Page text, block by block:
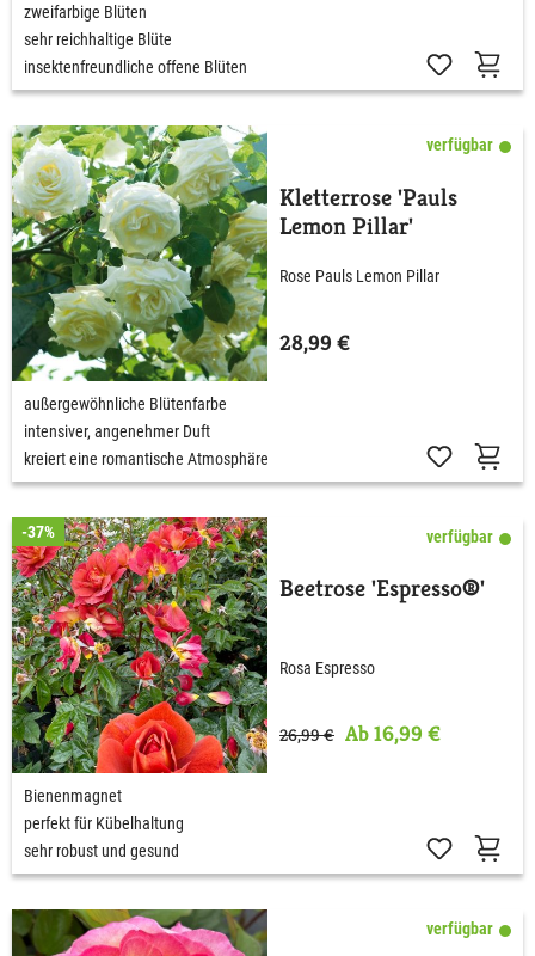
zweifarbige Blüten
sehr reichhaltige Blüte
insektenfreundliche offene Blüten
verfügbar
Kletterrose 'Pauls
Lemon Pillar'
Rose Pauls Lemon Pillar
28,99 €
außergewöhnliche Blütenfarbe
intensiver, angenehmer Duft
kreiert eine romantische Atmosphäre
-37% verfügbar
Beetrose 'Espresso®'
Rosa Espresso
26,99 € Ab 16,99 €
Bienenmagnet
perfekt für Kübelhaltung
sehr robust und gesund
verfügbar